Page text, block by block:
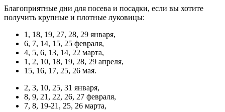
Благоприятные дни для посева и посадки, если вы хотите
получить крупные и плотные луковицы:
1, 18, 19, 27, 28, 29 января,
6, 7, 14, 15, 25 февраля,
4, 5, 6, 13, 14, 22 марта,
1, 2, 10, 18, 19, 28, 29 апреля,
15, 16, 17, 25, 26 мая.
2, 3, 10, 25, 31 января,
8, 9, 21, 22, 26, 27 февраля,
7, 8, 19-21, 25, 26 марта,